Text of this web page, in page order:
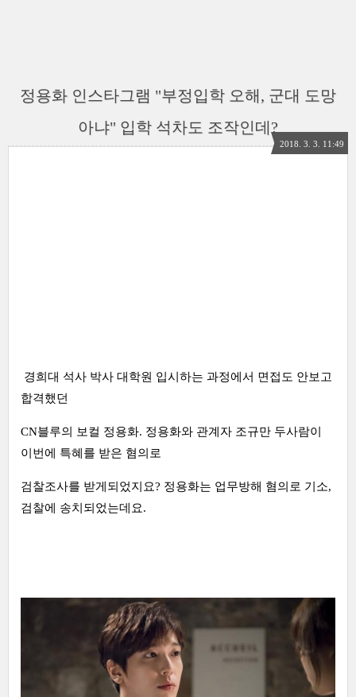
정용화 인스타그램 "부정입학 오해, 군대 도망
아냐" 입학 석차도 조작인데?
2018. 3. 3. 11:49
경희대 석사 박사 대학원 입시하는 과정에서 면접도 안보고
합격했던
CN블루의 보컬 정용화. 정용화와 관계자 조규만 두사람이
이번에 특혜를 받은 혐의로
검찰조사를 받게되었지요? 정용화는 업무방해 혐의로 기소,
검찰에 송치되었는데요.